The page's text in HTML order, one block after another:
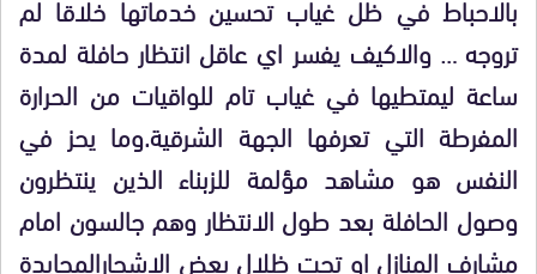
تروجه … والاكيف يفسر اي عاقل انتظار حافلة لمدة
ساعة ليمتطيها في غياب تام للواقيات من الحرارة
المفرطة التي تعرفها الجهة الشرقية.وما يحز في
النفس هو مشاهد مؤلمة للزبناء الذين ينتظرون
وصول الحافلة بعد طول الانتظار وهم جالسون امام
مشارف المنازل او تحت ظلال بعض الاشجارالمحايدة